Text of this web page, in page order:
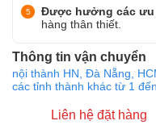
Được hưởng các ưu
hàng thân thiết.
Thông tin vận chuyển
nội thành HN, Đà Nẵng,
các tỉnh thành khác từ 1
Liên hệ đặt hàng